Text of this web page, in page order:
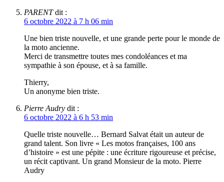
PARENT dit :
6 octobre 2022 à 7 h 06 min
Une bien triste nouvelle, et une grande perte pour le monde de
la moto ancienne.
Merci de transmettre toutes mes condoléances et ma
sympathie à son épouse, et à sa famille.
Thierry,
Un anonyme bien triste.
Pierre Audry dit :
6 octobre 2022 à 6 h 53 min
Quelle triste nouvelle… Bernard Salvat était un auteur de
grand talent. Son livre « Les motos françaises, 100 ans
d’histoire » est une pépite : une écriture rigoureuse et précise,
un récit captivant. Un grand Monsieur de la moto. Pierre
Audry